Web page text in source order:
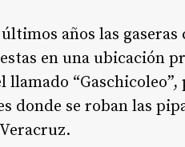
años las
en una ubicación
llamado
donde se roban las